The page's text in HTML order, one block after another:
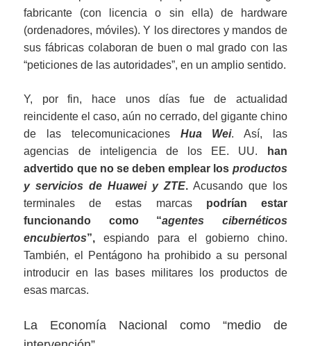
fabricante (con licencia o sin ella) de hardware
(ordenadores, móviles). Y los directores y mandos de
sus fábricas colaboran de buen o mal grado con las
“peticiones de las autoridades”, en un amplio sentido.
Y, por fin, hace unos días fue de actualidad
reincidente el caso, aún no cerrado, del gigante chino
de las telecomunicaciones Hua Wei. Así, las
agencias de inteligencia de los EE. UU.
han
advertido que no sedebenemplear los productos
y servicios de Huawei y ZTE.Acusando que los
terminales de estas marcas podrían estar
funcionando como “agentes cibernéticos
encubiertos”,espiando para el gobierno chino.
También, el Pentágono ha prohibido a su personal
introducir en las bases militares los productos de
esas marcas.
La Economía Nacional como “medio de